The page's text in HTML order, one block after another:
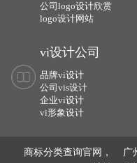
公司logo设计欣赏
logo设计网站
vi设计公司
品牌vi设计
公司vis设计
企业vi设计
vi形象设计
商标分类查询官网， 广